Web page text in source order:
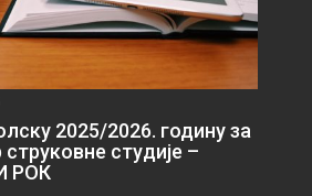
2025/⁠2026. годину за
студије –
РОК